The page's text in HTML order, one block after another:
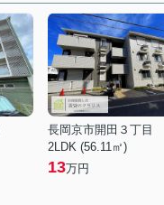
長岡京市開田３丁目
2LDK (56.11㎡)
13万円